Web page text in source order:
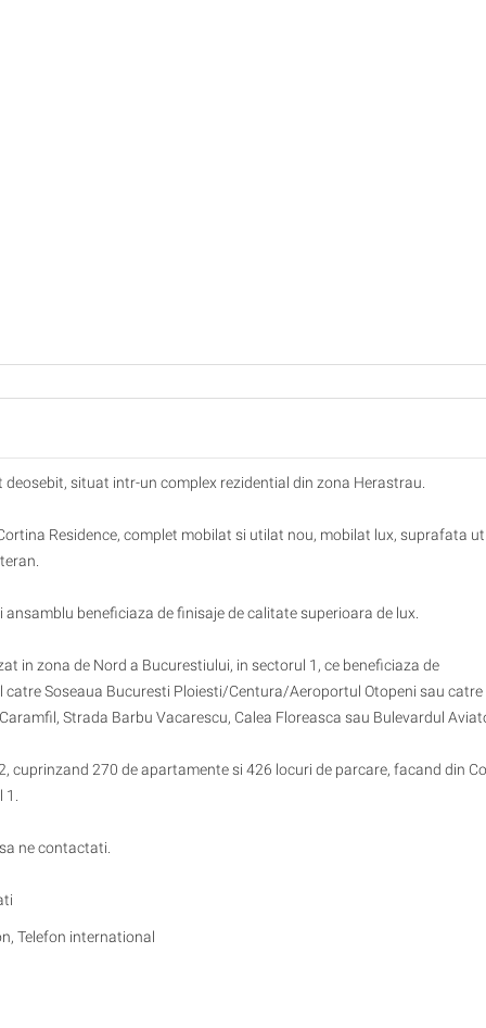
situat intr-un complex rezidential din zona Herastrau.
Residence, complet mobilat si utilat nou, mobilat lux, suprafata
beneficiaza de finisaje de calitate superioara de lux.
in zona de Nord a Bucurestiului, in sectorul 1, ce beneficiaza de
Soseaua Bucuresti Ploiesti/Centura/Aeroportul Otopeni sau catre
Strada Barbu Vacarescu, Calea Floreasca sau Bulevardul
cuprinzand 270 de apartamente si 426 locuri de parcare, facand din
1.
ne contactati.
Telefon international